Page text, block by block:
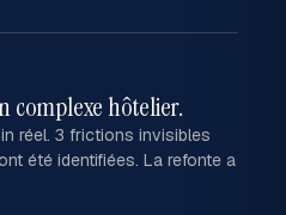
complexe hôtelier.
réel. 3 frictions invisibles
été identifiées. La refonte a